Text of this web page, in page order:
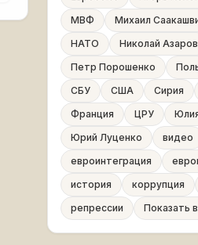
МВФ
Михаил
НАТО
Николай Азаров
Петр Порошенко
СБУ
США Сирия
Франция
ЦРУ
Юрий Луценко
видео
евроинтеграция
история
коррупция
репрессии
Показать